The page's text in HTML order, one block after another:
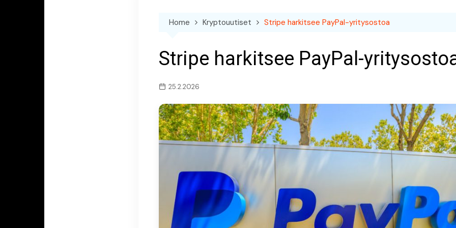
Home Kryptouutiset Stripe harkitsee PayPal-yritysostoa
Stripe harkitsee PayPal-
25.2.2026